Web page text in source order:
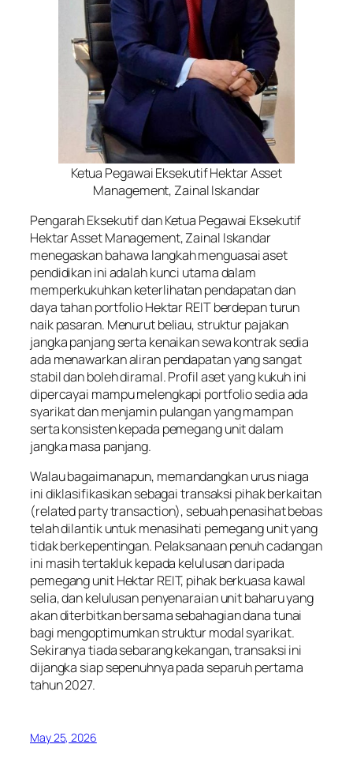
Ketua Pegawai Eksekutif Hektar Asset
Management, Zainal Iskandar
Pengarah Eksekutif dan Ketua Pegawai Eksekutif
Hektar Asset Management, Zainal Iskandar
menegaskan bahawa langkah menguasai aset
pendidikan ini adalah kunci utama dalam
memperkukuhkan keterlihatan pendapatan dan
daya tahan portfolio Hektar REIT berdepan turun
naik pasaran. Menurut beliau, struktur pajakan
jangka panjang serta kenaikan sewa kontrak sedia
ada menawarkan aliran pendapatan yang sangat
stabil dan boleh diramal. Profil aset yang kukuh ini
dipercayai mampu melengkapi portfolio sedia ada
syarikat dan menjamin pulangan yang mampan
serta konsisten kepada pemegang unit dalam
jangka masa panjang.
Walau bagaimanapun, memandangkan urus niaga
ini diklasifikasikan sebagai transaksi pihak berkaitan
(related party transaction), sebuah penasihat bebas
telah dilantik untuk menasihati pemegang unit yang
tidak berkepentingan. Pelaksanaan penuh cadangan
ini masih tertakluk kepada kelulusan daripada
pemegang unit Hektar REIT, pihak berkuasa kawal
selia, dan kelulusan penyenaraian unit baharu yang
akan diterbitkan bersama sebahagian dana tunai
bagi mengoptimumkan struktur modal syarikat.
Sekiranya tiada sebarang kekangan, transaksi ini
dijangka siap sepenuhnya pada separuh pertama
tahun 2027.
May 25, 2026